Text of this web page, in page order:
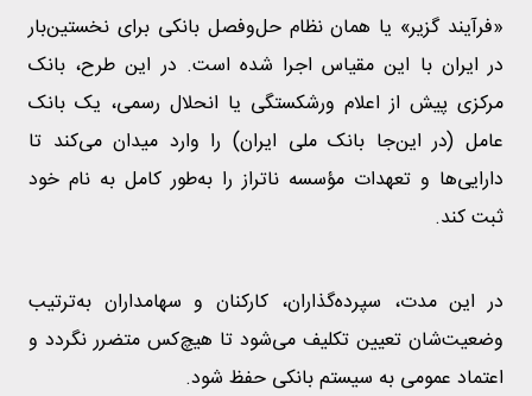
«فرآیند گزیر» یا همان نظام حل‌وفصل بانکی برای نخستین‌بار
در ایران با این مقیاس اجرا شده است. در این طرح، بانک
مرکزی پیش از اعلام ورشکستگی یا انحلال رسمی، یک بانک
عامل (در این‌جا بانک ملی ایران) را وارد میدان می‌کند تا
دارایی‌ها و تعهدات مؤسسه ناتراز را به‌طور کامل به نام خود
ثبت کند.
در این مدت، سپرده‌گذاران، کارکنان و سهامداران به‌ترتیب
وضعیت‌شان تعیین تکلیف می‌شود تا هیچ‌کس متضرر نگردد و
اعتماد عمومی به سیستم بانکی حفظ شود.